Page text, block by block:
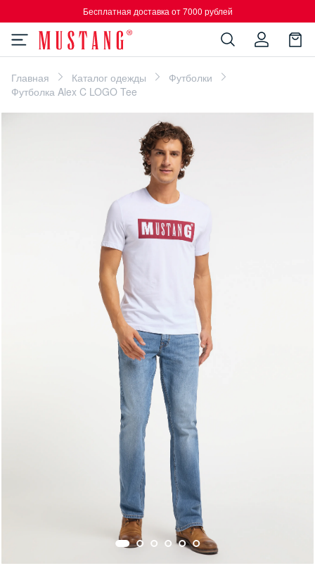
Бесплатная доставка от 7000 рублей
Главная Каталог одежды
Футболки
Футболка Alex C LOGO Tee